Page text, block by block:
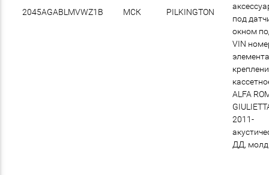
2045AGABLMVWZ1B МСК PILKINGTON
под
окном
VIN
ALFA
2011-
ДД,